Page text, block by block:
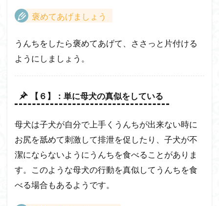
褒めてあげましょう
うんちをしたら褒めてあげて、ささっと片付ける
ようにしましょう。
【６】：単に母犬の真似をしている
母犬は子犬が自分で上手くうんちが出来ない時に
お尻を舐めて刺激して排泄を促したり、子犬が不
潔にならないようにうんちを食べることがありま
す。このような母犬の行動を真似してうんちを食
べる場合もあるようです。